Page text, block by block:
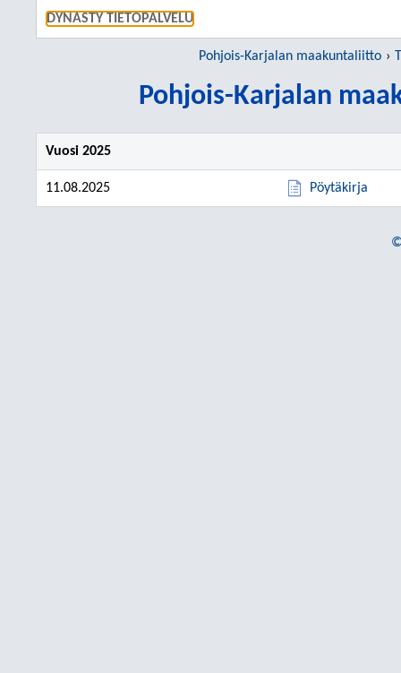
DYNASTY TIETOPALVELU
Pohjois-Karjalan maakuntaliitto
Pohjois-Karjalan
Vuosi 2025
11.08.2025 Pöytäkirja